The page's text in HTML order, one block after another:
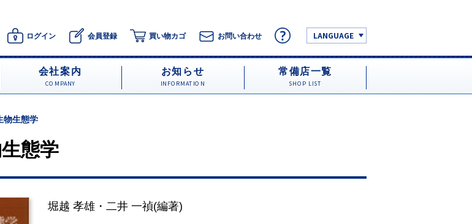
ログイン 会員登録 買い物カゴ お問い合わせ LANGUAGE
会社案内
COMPANY
お知らせ
INFORMATION
常備店一覧
SHOP LIST
物生態学
態学
堀越 孝雄 ・ 二井 一禎(編著)